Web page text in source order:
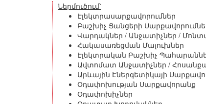
Ներմուծում՝
Էլեկտրասարքավորումներ
Բաշխիչ Ցանցերի
Վարդակներ / Անջատիչներ /
Հակասառեցման Մալուխներ
Էլեկտրական Բաշխիչ
Ավտոմատ Անջատիչներ /
Արևային Էներգետիկայի
Օդափոխության Սարքավորանք
Օդափոխիչներ